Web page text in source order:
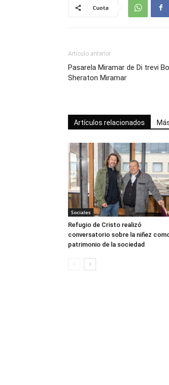
Cuota
Artículo anterior
Pasarela Miramar de Di trevi
Sheraton Miramar
Artículos relacionados
Sociales
Refugio de Cristo realizó
conversatorio sobre la niñez
patrimonio de la sociedad